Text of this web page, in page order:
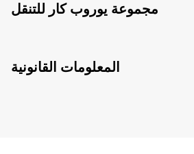
مجموعة يوروب كار للتنقل
المعلومات القانونية